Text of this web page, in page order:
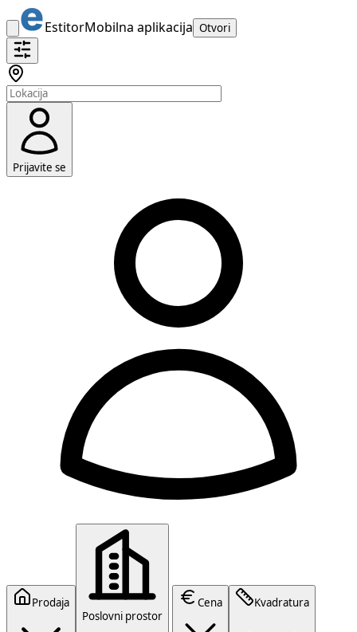
EstitorMobilna aplikacija Otvori
Prijavite se
Prodaja
Poslovni prostor
Cena Kvadratura